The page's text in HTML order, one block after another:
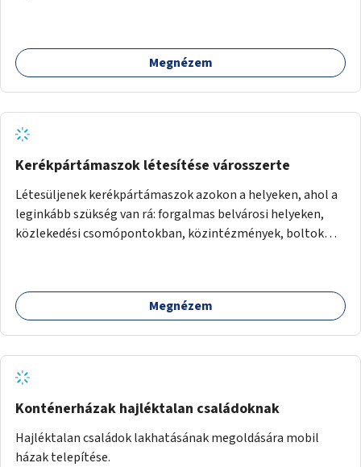
Megnézem
Kerékpártámaszok létesítése városszerte
Létesüljenek kerékpártámaszok azokon a helyeken, ahol a
leginkább szükség van rá: forgalmas belvárosi helyeken,
közlekedési csomópontokban, közintézmények, boltok
Megnézem
Konténerházak hajléktalan családoknak
Hajléktalan családok lakhatásának megoldására mobil
házak telepítése.